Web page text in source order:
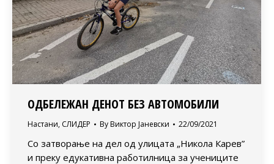
ОДБЕЛЕЖАН ДЕНОТ БЕЗ АВТОМОБИЛИ
Настани, СЛИДЕР By Виктор Јаневски 22/09/2021
Со затворање на дел од улицата „Никола Карев”
и преку едукативна работилница за учениците